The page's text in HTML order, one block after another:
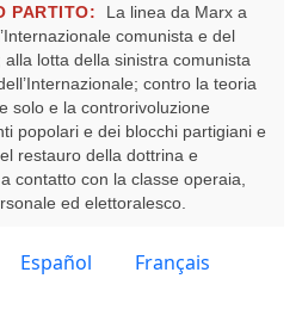
PARTITO:
La linea da Marx a
comunista e del
alla lotta della sinistra comunista
contro la teoria
solo e la controrivoluzione
popolari e dei blocchi partigiani e
restauro della dottrina e
contatto con la classe operaia,
ed elettoralesco.
Español
Français